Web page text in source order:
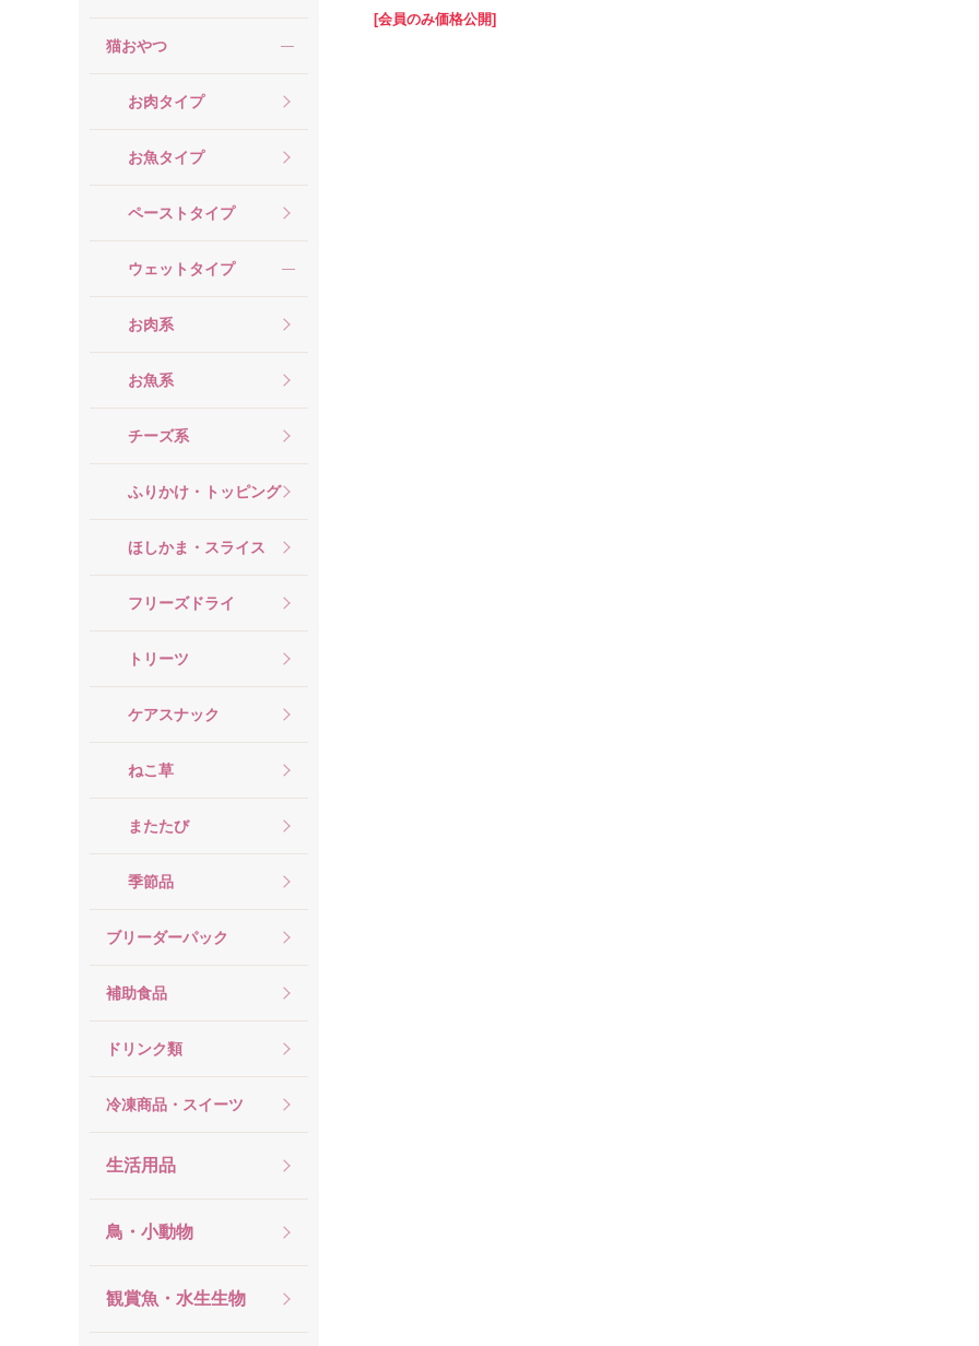
猫おやつ
お肉タイプ
お魚タイプ
ペーストタイプ
ウェットタイプ
お肉系
お魚系
チーズ系
ふりかけ・トッピング
ほしかま・スライス
フリーズドライ
トリーツ
ケアスナック
ねこ草
またたび
季節品
ブリーダーパック
補助食品
ドリンク類
冷凍商品・スイーツ
生活用品
鳥・小動物
観賞魚・水生生物
[会員のみ価格公開]